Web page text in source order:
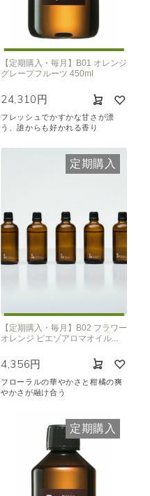
【定期購入・毎月】B01 オレンジ
グレープフルーツ 450ml
24,310円
フレッシュでかすかな甘さが漂
う、誰からも好かれる香り
定期購入
【定期購入・毎月】B02 フラワー
オレンジ ピエゾアロマオイル...
4,356円
フローラルの華やかさと柑橘の爽
やかさが融け合う
定期購入